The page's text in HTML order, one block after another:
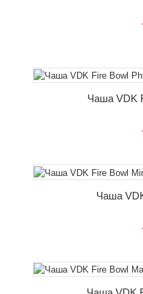
СООБЩИТЬ
Чаша VDK
СООБЩИТЬ
Чаша
СООБЩИТЬ